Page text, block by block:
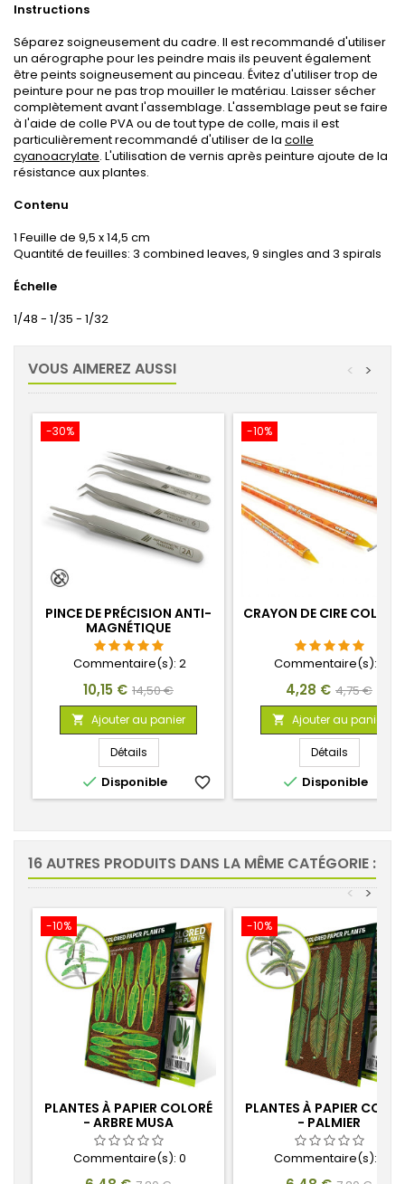
Instructions
Séparez soigneusement du cadre. Il est recommandé d'utiliser
un aérographe pour les peindre mais ils peuvent également
être peints soigneusement au pinceau. Évitez d'utiliser trop de
peinture pour ne pas trop mouiller le matériau. Laisser sécher
complètement avant l'assemblage. L'assemblage peut se faire
à l'aide de colle PVA ou de tout type de colle, mais il est
particulièrement recommandé d'utiliser de la colle
cyanoacrylate. L'utilisation de vernis après peinture ajoute de la
résistance aux plantes.
Contenu
1 Feuille de 9,5 x 14,5 cm
Quantité de feuilles: 3 combined leaves, 9 singles and 3 spirals
Échelle
1/48 - 1/35 - 1/32
VOUS AIMEREZ AUSSI >
<
-30%
PINCE DE PRÉCISION ANTI-
MAGNÉTIQUE
Commentaire(s): 2
Prix
10,15 € Prix
de
base
14,50 €
 Ajouter au panier
Détails
 Disponible favorite_border
-10%
CRAYON DE CIRE
Commentaire(s):
Prix
4,28 € Prix
de
base
4,75 €
 Ajouter au panier
Détails
 Disponible
16 AUTRES PRODUITS DANS LA MÊME CATÉGORIE :
>
<
-10%
PLANTES À PAPIER COLORÉ
- ARBRE MUSA
Commentaire(s): 0
-10%
PLANTES À PAPIER
- PALMIER
Commentaire(s):